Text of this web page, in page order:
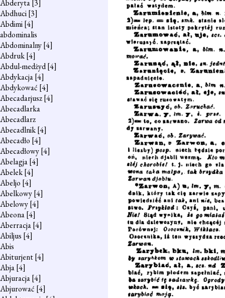
Abderyta[3]
Abdhuci[3]
Abdimi[4]
abdominalis
Abdominalny[4]
Abdruk[4]
Abdul-medżyd[4]
Abdykacja[4]
Abdykować [4]
Abecadarjusz[4]
Abecadlarka
Abecadlarz
Abecadlnik[4]
Abecadło [4]
Abecadłowy[4]
Abelagja[4]
Abelek[4]
Abeljo [4]
Abelkowy[4]
Abelowy[4]
Abeona[4]
Aberracja[4]
Abiljus [4]
Abis
Abiturjent[4]
Abja[4]
Abjuracja[4]
Abjurować [4]